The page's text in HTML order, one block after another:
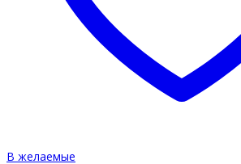
В желаемые